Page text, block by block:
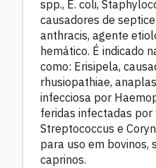
spp., E. coli,
causadores de
anthracis, agente
hemático. É indicado
como: Erisipela,
rhusiopathiae,
infecciosa por
feridas infectadas por
Streptococcus e
para uso em bovinos,
caprinos.